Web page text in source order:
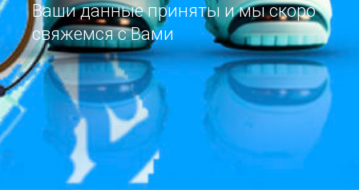
Ваши данные приняты и мы скоро
свяжемся с Вами